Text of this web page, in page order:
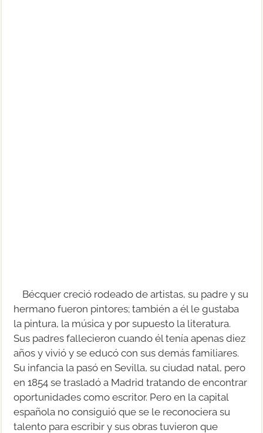
Bécquer creció rodeado de artistas, su padre y su
hermano fueron pintores; también a él le gustaba
la pintura, la música y por supuesto la literatura.
Sus padres fallecieron cuando él tenía apenas diez
años y vivió y se educó con sus demás familiares.
Su infancia la pasó en Sevilla, su ciudad natal, pero
en 1854 se trasladó a Madrid tratando de encontrar
oportunidades como escritor. Pero en la capital
española no consiguió que se le reconociera su
talento para escribir y sus obras tuvieron que